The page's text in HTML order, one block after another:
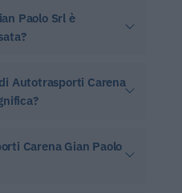
Paolo Srl è
Autotrasporti Carena
Carena Gian Paolo